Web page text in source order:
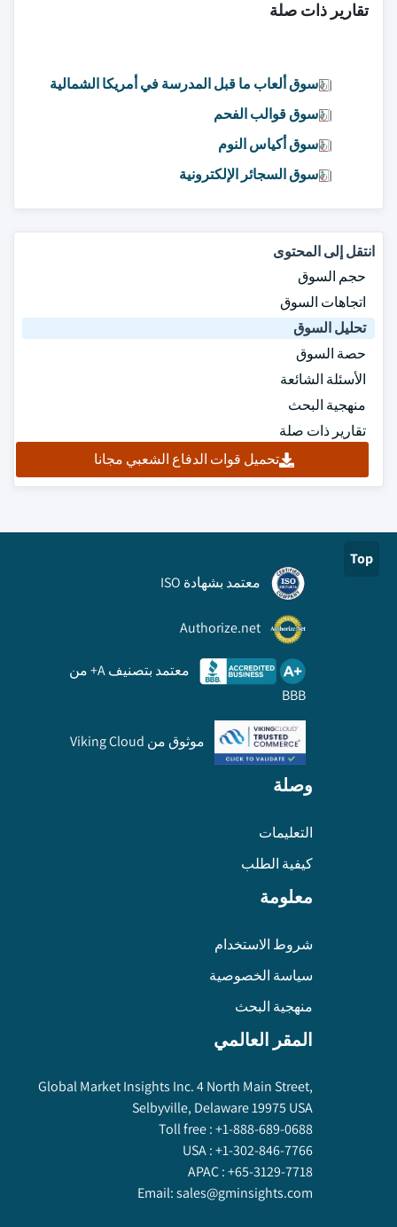
تقارير ذات صلة
سوق ألعاب ما قبل المدرسة في أمريكا الشمالية
سوق قوالب الفحم
سوق أكياس النوم
سوق السجائر الإلكترونية
انتقل إلى المحتوى
حجم السوق
اتجاهات السوق
تحليل السوق
حصة السوق
الأسئلة الشائعة
منهجية البحث
تقارير ذات صلة
تحميل قوات الدفاع الشعبي مجانا
Top
معتمد بشهادة ISO
Authorize.net
معتمد بتصنيف A+ من
BBB
موثوق من Viking Cloud
وصلة
التعليمات
كيفية الطلب
معلومة
شروط الاستخدام
سياسة الخصوصية
منهجية البحث
المقر العالمي
Global Market Insights Inc. 4 North Main Street,
Selbyville, Delaware 19975 USA
Toll free :+1-888-689-0688
USA :+1-302-846-7766
APAC :+65-3129-7718
Email:sales@gminsights.com